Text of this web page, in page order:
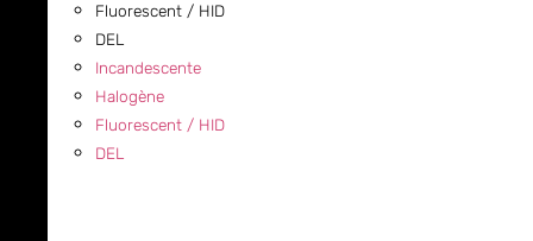
Fluorescent / HID
DEL
Incandescente
Halogène
Fluorescent / HID
DEL